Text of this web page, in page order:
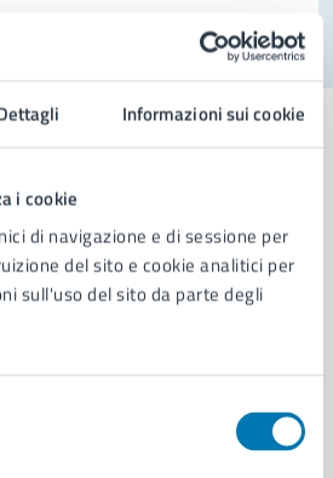
Informazioni sui cookie
i cookie
di navigazione e di sessione per
del sito e cookie analitici per
sull'uso del sito da parte degli